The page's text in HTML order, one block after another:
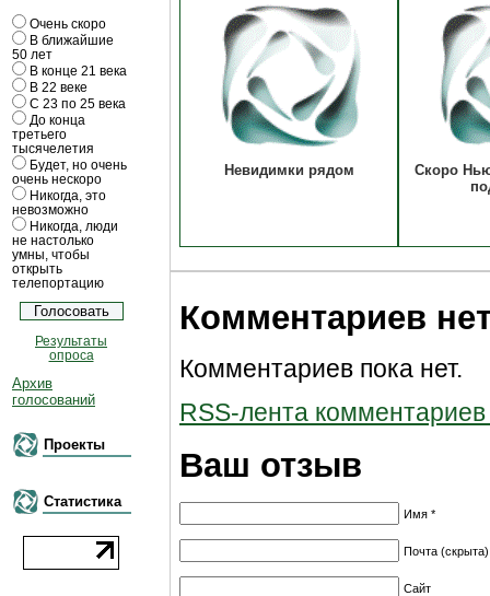
Очень скоро
В ближайшие
50 лет
В конце 21 века
В 22 веке
С 23 по 25 века
До конца
третьего
тысячелетия
Будет, но очень
очень нескоро
Никогда, это
невозможно
Никогда, люди
не настолько
умны, чтобы
открыть
телепортацию
Результаты
опроса
Архив
голосований
Проекты
Статистика
Невидимки рядом
Скоро
Комментариев
Комментариев пока нет.
RSS-лента комментариев
Ваш отзыв
Имя *
Почта
Сайт